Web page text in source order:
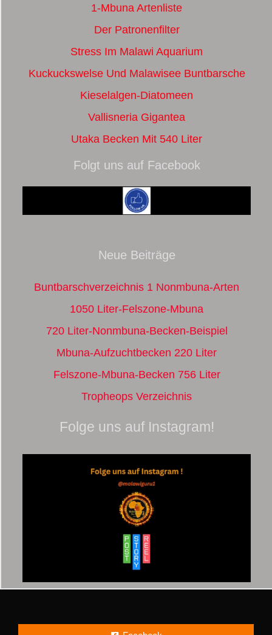
1-Mbuna Artenliste
Der Patronenfilter
Stress Im Malawi Aquarium
Kuckuckswelse Und Malawisee Buntbarsche
Kieselalgen-Diatomeen
Vallisneria Gigantea
Utaka Becken Mit 540 Liter
Folgt uns auf Facebook
Neue Beiträge
Buntbarschverzeichnis 1 Nonmbuna-Arten
1050 Liter-Felszone-Mbuna
720 Liter-Nonmbuna-Becken-Beispiel
Mbuna-Aufzuchtbecken 220 Liter
Felszone-Mbuna-Becken 756 Liter
Tropheops Verzeichnis
Folge uns auf Instagram!